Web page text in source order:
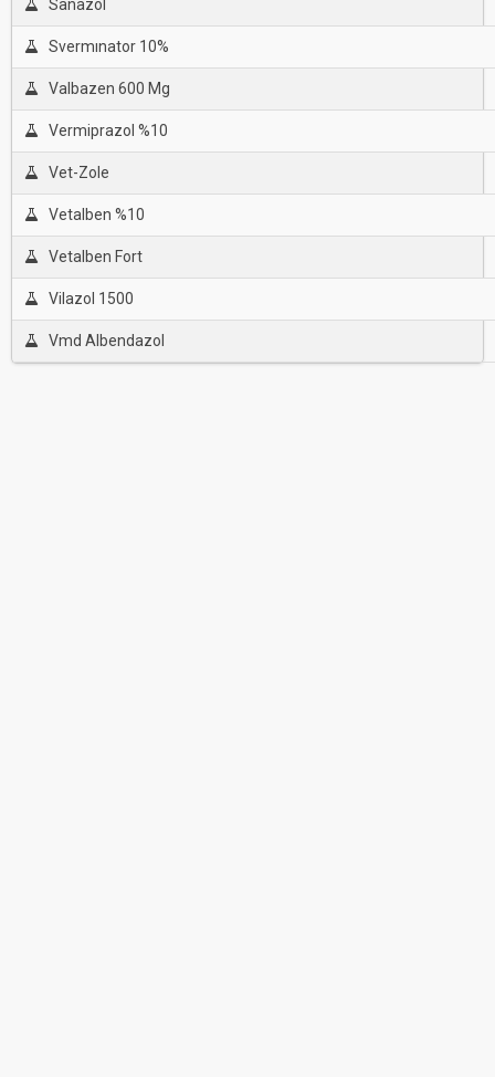
Sanazol
Svermınator 10%
Valbazen 600 Mg
Vermiprazol %10
Vet-Zole
Vetalben %10
Vetalben Fort
Vilazol 1500
Vmd Albendazol